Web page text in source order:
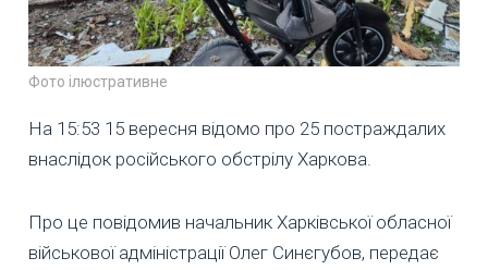
Фото ілюстративне
На 15:53 15 вересня відомо про 25 постраждалих
внаслідок російського обстрілу Харкова.
Про це повідомив начальник Харківської обласної
військової адміністрації Олег Синєгубов, передає